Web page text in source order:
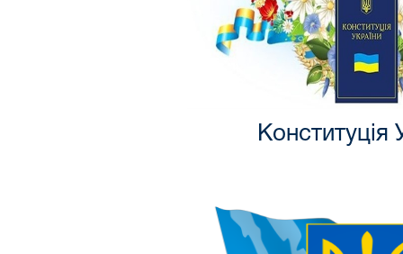
Конституція